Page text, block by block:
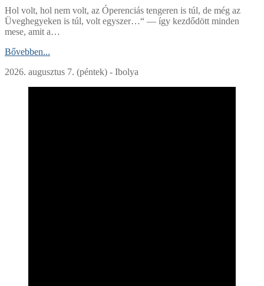
Hol volt, hol nem volt, az Óperenciás tengeren is túl, de még az
Üveghegyeken is túl, volt egyszer…“ — így kezdődött minden
mese, amit a…
Bővebben...
2026. augusztus 7. (péntek) - Ibolya